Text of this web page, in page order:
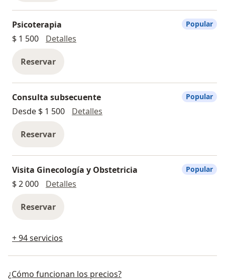
Psicoterapia
$ 1 500
Detalles
Reservar
Popular
Consulta subsecuente
Desde $ 1 500
Detalles
Reservar
Popular
Visita Ginecología y Obstetricia
$ 2 000
Detalles
Reservar
Popular
+ 94 servicios
¿Cómo funcionan los precios?